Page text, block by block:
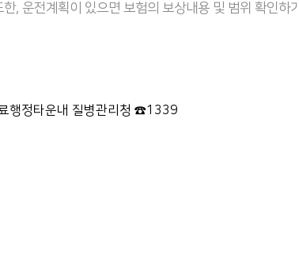
, 운전계획이 있으면 보험의 보상내용 및 범위 확인하
행정타운내 질병관리청 ☎1339